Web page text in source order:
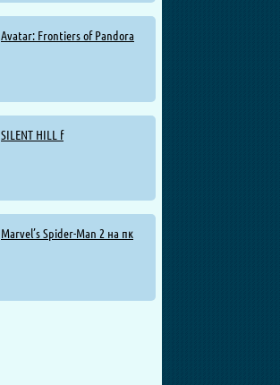
Avatar: Frontiers of Pandora
SILENT HILL f
Marvel’s Spider-Man 2 на пк